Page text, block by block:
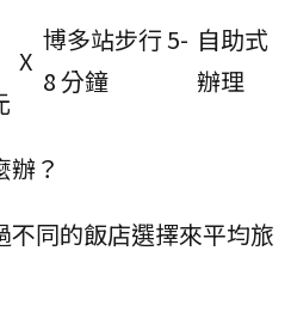
X
博多站步行 5-
8 分鐘
自助式
辦理
辦？
同的飯店選擇來平均旅